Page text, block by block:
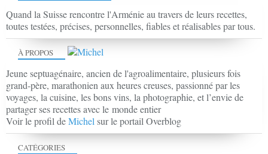
Quand la Suisse rencontre l'Arménie au travers de leurs recettes,
toutes testées, précises, personnelles, fiables et réalisables par tous.
À PROPOS
Jeune septuagénaire, ancien de l'agroalimentaire, plusieurs fois
grand-père, marathonien aux heures creuses, passionné par les
voyages, la cuisine, les bons vins, la photographie, et l’envie de
partager ses recettes avec le monde entier
Voir le profil deMichelsur le portail Overblog
CATÉGORIES